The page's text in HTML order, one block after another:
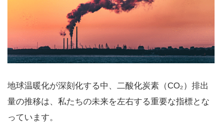
地球温暖化が深刻化する中、二酸化炭素（CO₂）排出
量の推移は、私たちの未来を左右する重要な指標とな
っています。